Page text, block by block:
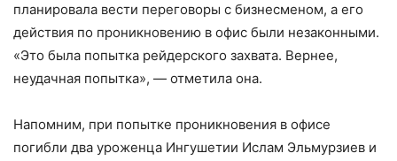
планировала вести переговоры с бизнесменом, а его
действия по проникновению в офис были незаконными.
«Это была попытка рейдерского захвата. Вернее,
неудачная попытка», — отметила она.
Напомним, при попытке проникновения в офисе
погибли два уроженца Ингушетии Ислам Эльмурзиев и